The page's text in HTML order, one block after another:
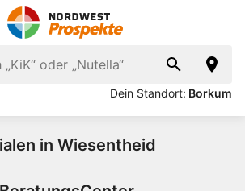
Dein Standort: Borkum
in Wiesentheid